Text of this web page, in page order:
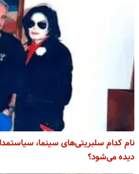
نام کدام سلبریتی‌های سینما،
دیده می‌شود؟